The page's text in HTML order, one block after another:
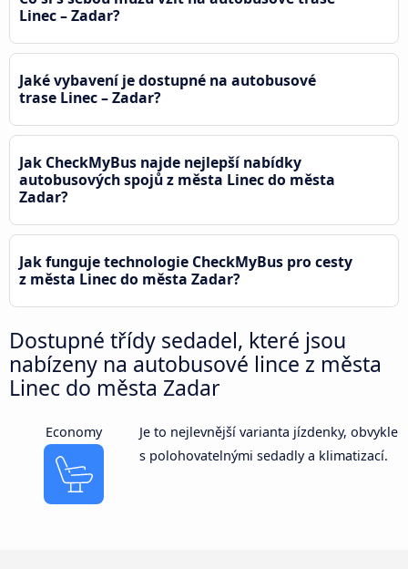
Linec – Zadar?
Jaké vybavení je dostupné na autobusové
trase Linec – Zadar?
Jak CheckMyBus najde nejlepší nabídky
autobusových spojů z města Linec do města
Zadar?
Jak funguje technologie CheckMyBus pro cesty
z města Linec do města Zadar?
Dostupné třídy sedadel, které jsou
nabízeny na autobusové lince z města
Linec do města Zadar
Economy
Je to nejlevnější varianta jízdenky, obvykle
s polohovatelnými sedadly a klimatizací.